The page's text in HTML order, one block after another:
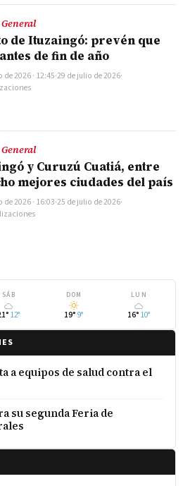
de Ituzaingó: prevén que
de fin de año
2026 · 12:45·29 de julio de 2026·
y Curuzú Cuatiá, entre
mejores ciudades del país
2026 · 16:03·25 de julio de 2026·
SÁB
12°
DOM
19° 9°
LUN
16° 10°
a equipos de salud contra el
su segunda Feria de